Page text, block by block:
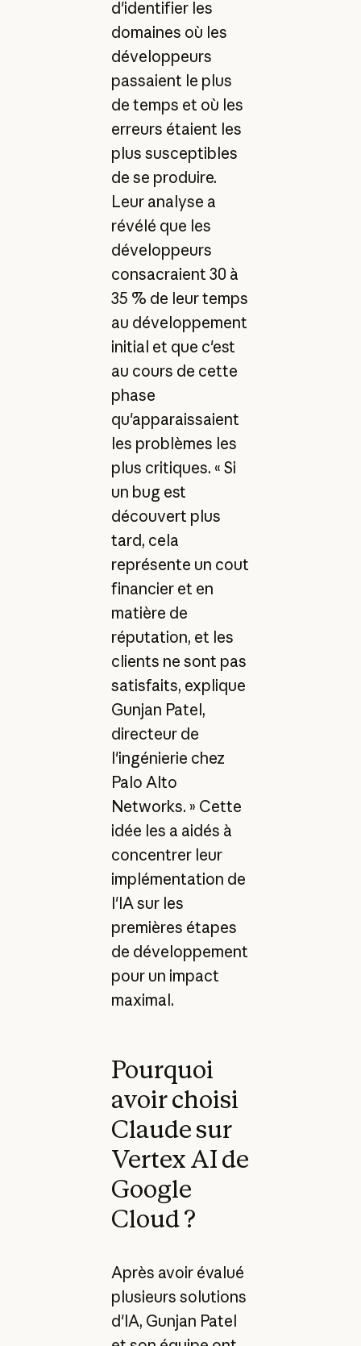
d'identifier les
domaines où les
développeurs
passaient le plus
de temps et où les
erreurs étaient les
plus susceptibles
de se produire.
Leur analyse a
révélé que les
développeurs
consacraient 30 à
35 % de leur temps
au développement
initial et que c'est
au cours de cette
phase
qu'apparaissaient
les problèmes les
plus critiques. « Si
un bug est
découvert plus
tard, cela
représente un cout
financier et en
matière de
réputation, et les
clients ne sont pas
satisfaits, explique
Gunjan Patel,
directeur de
l'ingénierie chez
Palo Alto
Networks. » Cette
idée les a aidés à
concentrer leur
implémentation de
l'IA sur les
premières étapes
de développement
pour un impact
maximal.
Pourquoi
avoir choisi
Claude sur
Vertex AI de
Google
Cloud ?
Après avoir évalué
plusieurs solutions
d'IA, Gunjan Patel